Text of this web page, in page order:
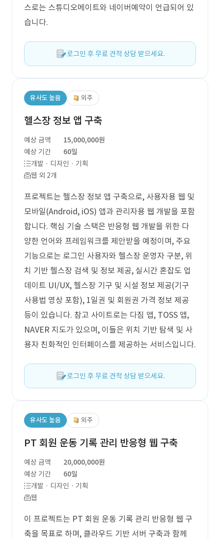
스로는 스튜디오메이트와 네이버예약이 언급되어 있
습니다.
로그인 후 무료 견적 상담 받으세요.
유사도 높음 외주
헬스장 정보 앱 구축
예상 금액
15,000,000원
예상 기간
60일
개발 · 디자인 · 기획
웹 외 2개
프로젝트는 헬스장 정보 앱 구축으로, 사용자용 웹 및
모바일(Android, iOS) 앱과 관리자용 웹 개발을 포함
합니다. 핵심 기술 스택은 반응형 웹 개발을 위한 다
양한 언어와 프레임워크를 제안받을 예정이며, 주요
기능으로는 로그인 사용자와 헬스장 운영자 구분, 위
치 기반 헬스장 검색 및 정보 제공, 실시간 혼잡도 업
데이트 UI/UX, 헬스장 기구 및 시설 정보 제공(기구
사용법 영상 포함), 1일권 및 회원권 가격 정보 제공
등이 있습니다. 참고 사이트로는 다짐 앱, TOSS 앱,
NAVER 지도가 있으며, 이들은 위치 기반 탐색 및 사
용자 친화적인 인터페이스를 제공하는 서비스입니다.
로그인 후 무료 견적 상담 받으세요.
유사도 높음 외주
PT 회원 운동 기록 관리 반응형 웹 구축
예상 금액
20,000,000원
예상 기간
60일
개발 · 디자인 · 기획
웹
이 프로젝트는 PT 회원 운동 기록 관리 반응형 웹 구
축을 목표로 하며, 클라우드 기반 서버 구축과 함께